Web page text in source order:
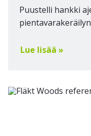
Puustelli hankki
Lue lisää »